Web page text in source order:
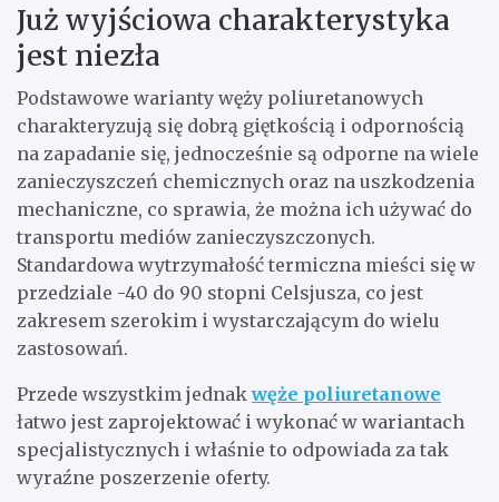
Już wyjściowa charakterystyka
jest niezła
Podstawowe warianty węży poliuretanowych
charakteryzują się dobrą giętkością i odpornością
na zapadanie się, jednocześnie są odporne na wiele
zanieczyszczeń chemicznych oraz na uszkodzenia
mechaniczne, co sprawia, że można ich używać do
transportu mediów zanieczyszczonych.
Standardowa wytrzymałość termiczna mieści się w
przedziale -40 do 90 stopni Celsjusza, co jest
zakresem szerokim i wystarczającym do wielu
zastosowań.
Przede wszystkim jednakwęże poliuretanowe
łatwo jest zaprojektować i wykonać w wariantach
specjalistycznych i właśnie to odpowiada za tak
wyraźne poszerzenie oferty.